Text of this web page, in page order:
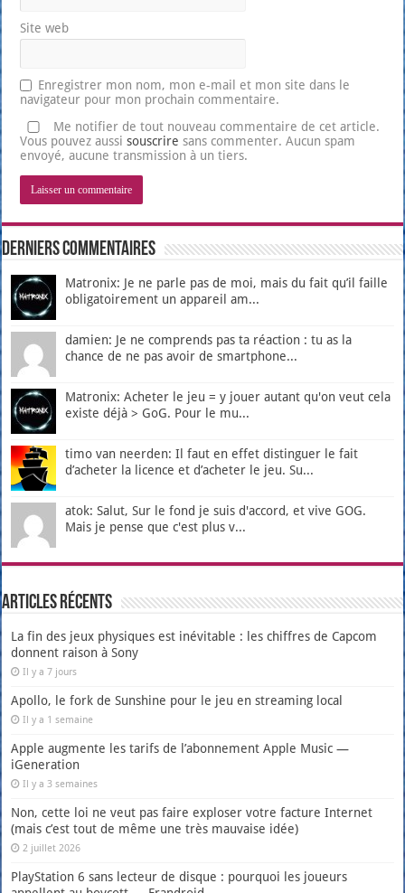
Site web
Enregistrer mon nom, mon e-mail et mon site dans le
navigateur pour mon prochain commentaire.
Me notifier de tout nouveau commentaire de cet article.
Vous pouvez aussisouscrire sans commenter. Aucun spam
envoyé, aucune transmission à un tiers.
Derniers Commentaires
Matronix: Je ne parle pas de moi, mais du fait qu’il faille
obligatoirement un appareil am...
damien: Je ne comprends pas ta réaction : tu as la
chance de ne pas avoir de smartphone...
Matronix: Acheter le jeu = y jouer autant qu'on veut cela
existe déjà > GoG. Pour le mu...
timo van neerden: Il faut en effet distinguer le fait
d’acheter la licence et d’acheter le jeu. Su...
atok: Salut, Sur le fond je suis d'accord, et vive GOG.
Mais je pense que c'est plus v...
Articles récents
La fin des jeux physiques est inévitable : les chiffres de Capcom
donnent raison à Sony
Il y a 7 jours
Apollo, le fork de Sunshine pour le jeu en streaming local
Il y a 1 semaine
Apple augmente les tarifs de l’abonnement Apple Music —
iGeneration
Il y a 3 semaines
Non, cette loi ne veut pas faire exploser votre facture Internet
(mais c’est tout de même une très mauvaise idée)
2 juillet 2026
PlayStation 6 sans lecteur de disque : pourquoi les joueurs